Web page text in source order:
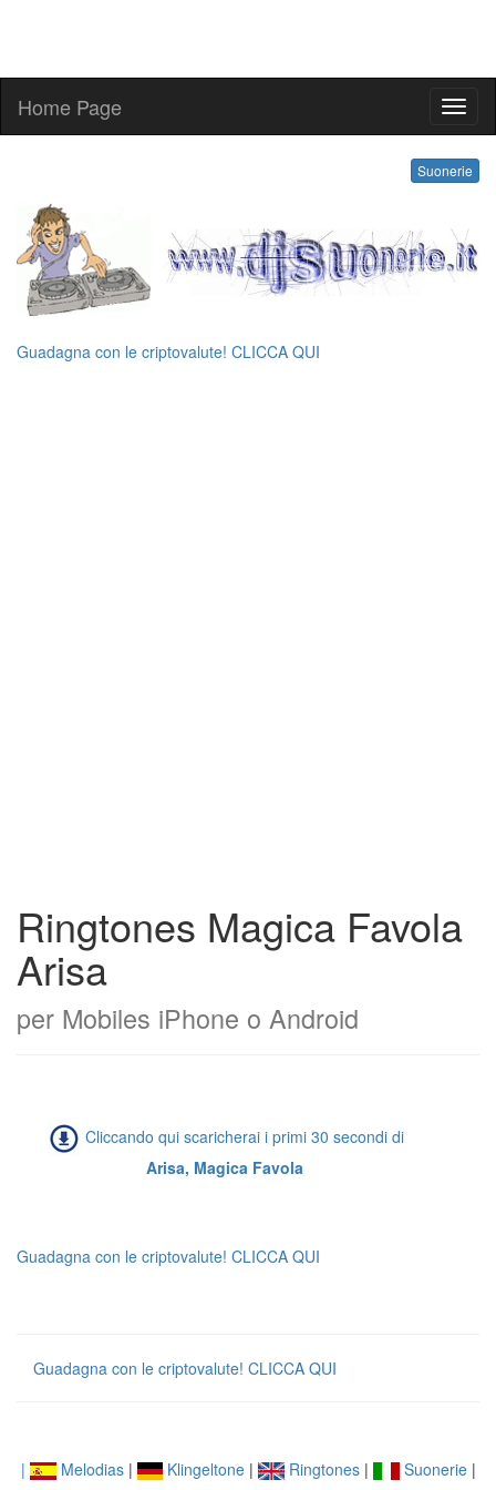
Home Page
Suonerie
Guadagna con le criptovalute! CLICCA QUI
Ringtones Magica Favola
Arisa
per Mobiles iPhone o Android
Cliccando qui scaricherai i primi 30 secondi di
Arisa, Magica Favola
Guadagna con le criptovalute! CLICCA QUI
Guadagna con le criptovalute! CLICCA QUI
| Melodias| Klingeltone| Ringtones| Suonerie|